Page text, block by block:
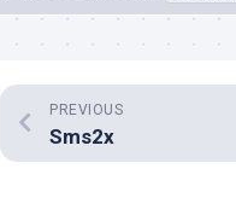
PREVIOUS
Sms2x